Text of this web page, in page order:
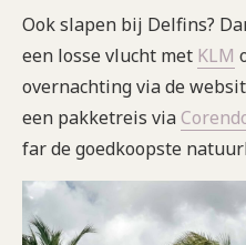
Ook slapen bij Delfins?
een losse vlucht met KLM
overnachting via de
een pakketreis via
far de goedkoopste